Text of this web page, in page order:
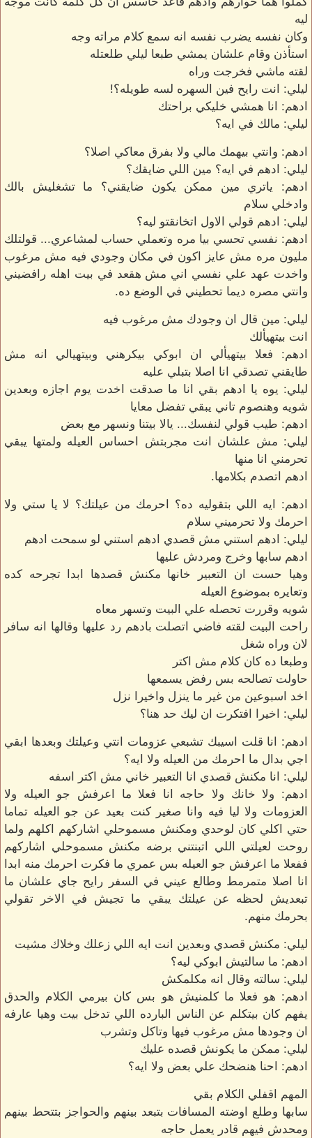
ليه
وكان نفسه يضرب نفسه انه سمع كلام مراته وجه
استأذن وقام علشان يمشي طبعا ليلي طلعتله
لقته ماشي فخرجت وراه
ليلي: انت رايح فين السهره لسه طويله؟!
ادهم: انا همشي خليكي براحتك
ليلي: مالك في ايه؟
ادهم: وانتي بيهمك مالي ولا بفرق معاكي اصلا؟
ليلي: ادهم في ايه؟ مين اللي ضايقك؟
ادهم: ياتري مين ممكن يكون ضايقني؟ ما تشغليش بالك
وادخلي سلام
ليلي: ادهم قولي الاول اتخانقتو ليه؟
ادهم: نفسي تحسي بيا مره وتعملي حساب لمشاعري... قولتلك
مليون مره مش عايز اكون في مكان وجودي فيه مش مرغوب
واخدت عهد علي نفسي اني مش هقعد في بيت اهله رافضيني
وانتي مصره ديما تحطيني في الوضع ده.
ليلي: مين قال ان وجودك مش مرغوب فيه
انت بيتهيألك
ادهم: فعلا بيتهيألي ان ابوكي بيكرهني وبيتهيالي انه مش
طايقني تصدقي انا اصلا بتبلي عليه
ليلي: يوه يا ادهم بقي انا ما صدقت اخدت يوم اجازه وبعدين
شويه وهنصوم تاني يبقي تفضل معايا
ادهم: طيب قولي لنفسك... يالا بيتنا ونسهر مع بعض
ليلي: مش علشان انت مجربتش احساس العيله ولمتها يبقي
تحرمني انا منها
ادهم اتصدم بكلامها.
ادهم: ايه اللي بتقوليه ده؟ احرمك من عيلتك؟ لا يا ستي ولا
احرمك ولا تحرميني سلام
ليلي: ادهم استني مش قصدي ادهم استني لو سمحت ادهم
ادهم سابها وخرج ومردش عليها
وهيا حست ان التعبير خانها مكنش قصدها ابدا تجرحه كده
وتعايره بموضوع العيله
شويه وقررت تحصله علي البيت وتسهر معاه
راحت البيت لقته فاضي اتصلت بادهم رد عليها وقالها انه سافر
لان وراه شغل
وطبعا ده كان كلام مش اكتر
حاولت تصالحه بس رفض يسمعها
اخد اسبوعين من غير ما ينزل واخيرا نزل
ليلي: اخيرا افتكرت ان ليك حد هنا؟
ادهم: انا قلت اسيبك تشبعي عزومات انتي وعيلتك وبعدها ابقي
اجي بدال ما احرمك من العيله ولا ايه؟
ليلي: انا مكنش قصدي انا التعبير خاني مش اكتر اسفه
ادهم: ولا خانك ولا حاجه انا فعلا ما اعرفش جو العيله ولا
العزومات ولا ليا فيه وانا صغير كنت بعيد عن جو العيله تماما
حتي اكلي كان لوحدي ومكنش مسموحلي اشاركهم اكلهم ولما
روحت لعيلتي اللي اتبنتني برضه مكنش مسموحلي اشاركهم
ففعلا ما اعرفش جو العيله بس عمري ما فكرت احرمك منه ابدا
انا اصلا متمرمط وطالع عيني في السفر رايح جاي علشان ما
تبعديش لحظه عن عيلتك يبقي ما تجيش في الاخر تقولي
بحرمك منهم.
ليلي: مكنش قصدي وبعدين انت ايه اللي زعلك وخلاك مشيت
ادهم: ما سالتيش ابوكي ليه؟
ليلي: سالته وقال انه مكلمكش
ادهم: هو فعلا ما كلمنيش هو بس كان بيرمي الكلام والحدق
يفهم كان بيتكلم عن الناس البارده اللي تدخل بيت وهيا عارفه
ان وجودها مش مرغوب فيها وتاكل وتشرب
ليلي: ممكن ما يكونش قصده عليك
ادهم: احنا هنضحك علي بعض ولا ايه؟
المهم اقفلي الكلام بقي
سابها وطلع اوضته المسافات بتبعد بينهم والحواجز بتتحط بينهم
ومحدش فيهم قادر يعمل حاجه